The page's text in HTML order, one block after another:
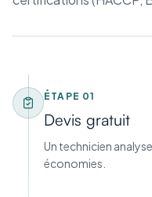
ÉTAPE 01
Devis gratuit
Un technicien
économies.